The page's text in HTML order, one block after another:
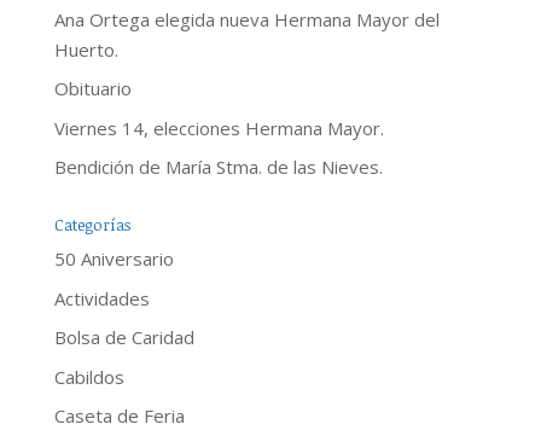
Ana Ortega elegida nueva Hermana Mayor del
Huerto.
Obituario
Viernes 14, elecciones Hermana Mayor.
Bendición de María Stma. de las Nieves.
Categorías
50 Aniversario
Actividades
Bolsa de Caridad
Cabildos
Caseta de Feria